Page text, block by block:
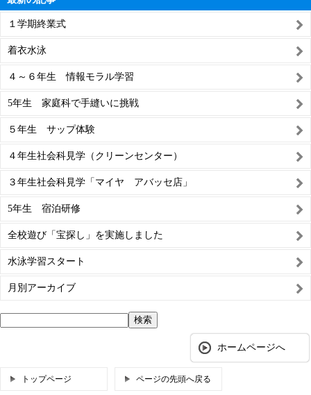
１学期終業式
着衣水泳
４～６年生 情報モラル学習
5年生 家庭科で手縫いに挑戦
５年生 サップ体験
４年生社会科見学（クリーンセンター）
３年生社会科見学「マイヤ アバッセ店」
5年生 宿泊研修
全校遊び「宝探し」を実施しました
水泳学習スタート
月別アーカイブ
ホームページへ
トップページ ページの先頭へ戻る